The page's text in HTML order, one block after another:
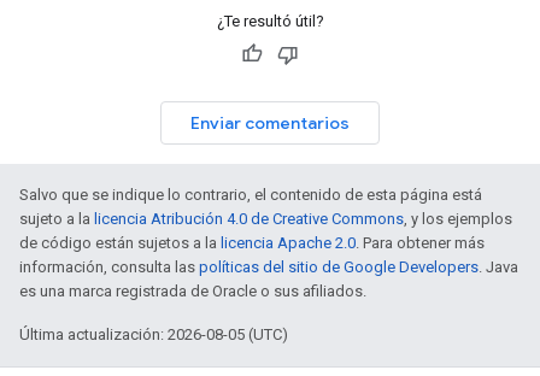
¿Te resultó útil?
Enviar comentarios
Salvo que se indique lo contrario, el contenido de esta página está
sujeto a la licencia Atribución 4.0 de Creative Commons, y los ejemplos
de código están sujetos a la licencia Apache 2.0. Para obtener más
información, consulta las políticas del sitio de Google Developers. Java
es una marca registrada de Oracle o sus afiliados.
Última actualización: 2026-08-05 (UTC)